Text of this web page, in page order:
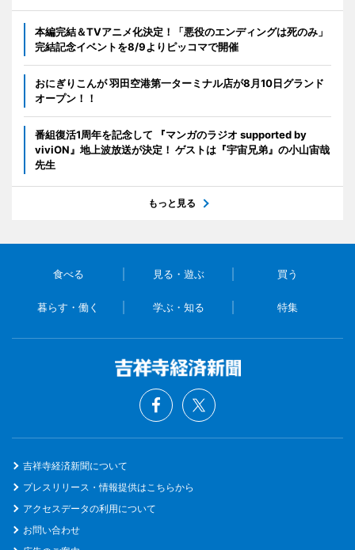
本編完結＆TVアニメ化決定！「悪役のエンディングは死のみ」
完結記念イベントを8/9よりピッコマで開催
おにぎりこんが 羽田空港第一ターミナル店が8月10日グランド
オープン！！
番組復活1周年を記念して 『マンガのラジオ supported by
viviON』地上波放送が決定！ ゲストは『宇宙兄弟』の小山宙哉
先生
もっと見る
食べる 見る・遊ぶ 買う
暮らす・働く 学ぶ・知る 特集
吉祥寺経済新聞について
プレスリリース・情報提供はこちらから
アクセスデータの利用について
お問い合わせ